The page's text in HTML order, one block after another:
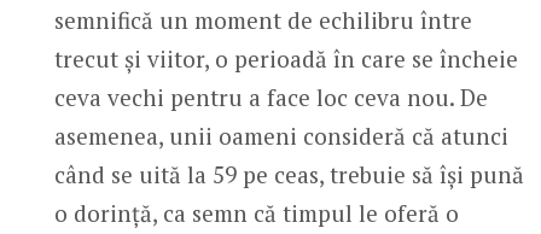
semnifică un moment de echilibru între
trecut și viitor, o perioadă în care se încheie
ceva vechi pentru a face loc ceva nou. De
asemenea, unii oameni consideră că atunci
când se uită la 59 pe ceas, trebuie să își pună
o dorință, ca semn că timpul le oferă o